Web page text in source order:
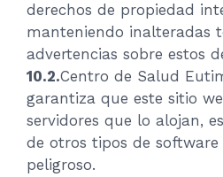
derechos de propiedad
manteniendo inalteradas
advertencias sobre estos
10.2.Centro de Salud
garantiza que este sitio
servidores que lo alojan,
de otros tipos de
peligroso.